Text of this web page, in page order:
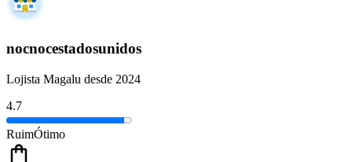
nocnocestadosunidos
Lojista Magalu desde 2024
4.7
RuimÓtimo